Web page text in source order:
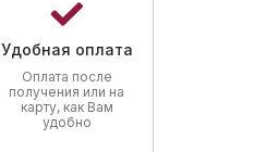
Удобная оплата
Оплата после
получения или на
карту, как Вам
удобно